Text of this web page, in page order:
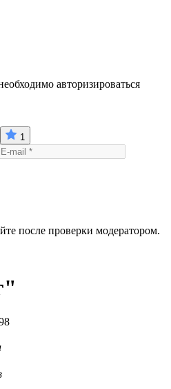
авторизироваться
1
после проверки модератором.